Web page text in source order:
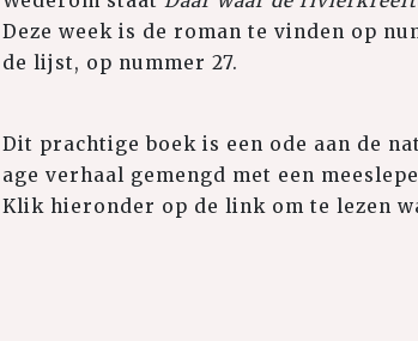
Deze week is de roman te vinden op
de lijst, op nummer 27.
Dit prachtige boek is een ode aan de
age verhaal gemengd met een
Klik hieronder op de link om te lezen